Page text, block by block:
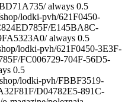
always 0.5
lodki-pvh/621F0450-
E145BA8C-
always 0.5
lodki-pvh/621F0450-3E3F-
FC006729-704F-56D5-
0.5
lodki-pvh/FBBF3519-
D04782E5-891C-